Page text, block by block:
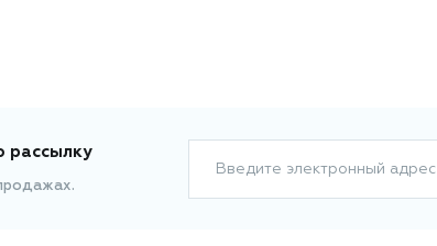
рассылку
Введите электронный адрес